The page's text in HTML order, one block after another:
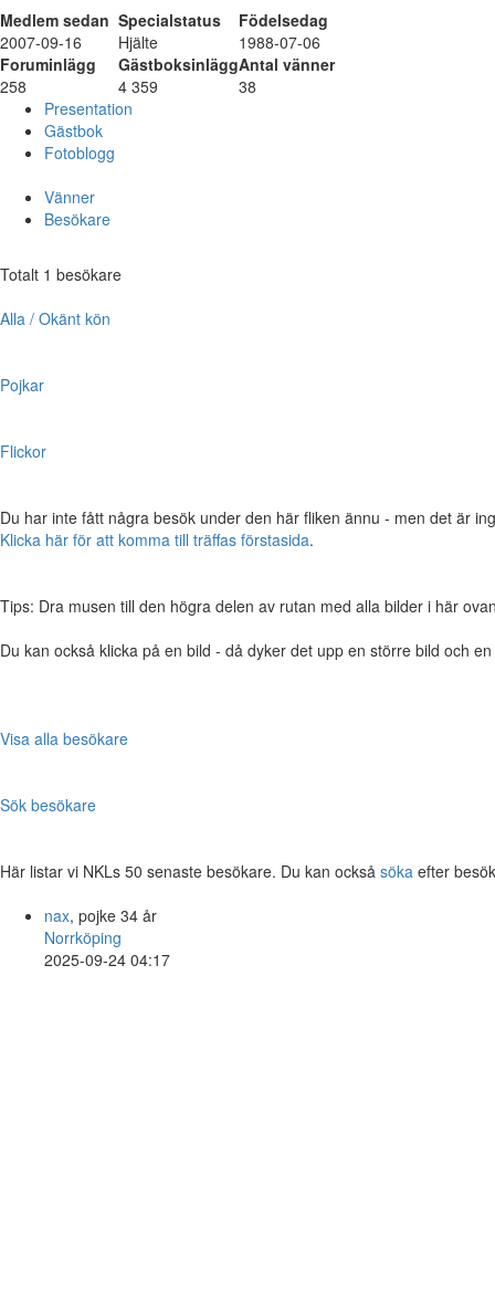
Medlem sedan Specialstatus
Födelsedag
2007-09-16
Hjälte
1988-07-06
Foruminlägg
GästboksinläggAntal vänner
258
4 359
38
Presentation
Gästbok
Fotoblogg
Vänner
Besökare
Totalt 1 besökare
Alla / Okänt kön
Pojkar
Flickor
Du har inte fått några besök under den här fliken ännu - men det är
Klicka här för att komma till träffas förstasida.
Tips: Dra musen till den högra delen av rutan med alla bilder i här
Du kan också klicka på en bild - då dyker det upp en större bild och
Visa alla besökare
Sök besökare
Här listar vi NKLs 50 senaste besökare. Du kan också söka efter
nax, pojke 34 år
Norrköping
2025-09-24 04:17